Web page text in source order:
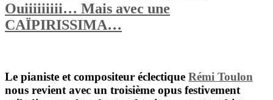
Ouiiiiiiiii… Mais avec une
CAÏPIRISSIMA…
Le pianiste et compositeur éclectique Rémi Toulon
nous revient avec un troisième opus festivement